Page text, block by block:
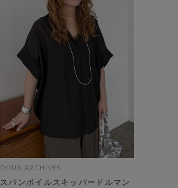
DOUX ARCHIVES
スパンボイルスキッパードルマン